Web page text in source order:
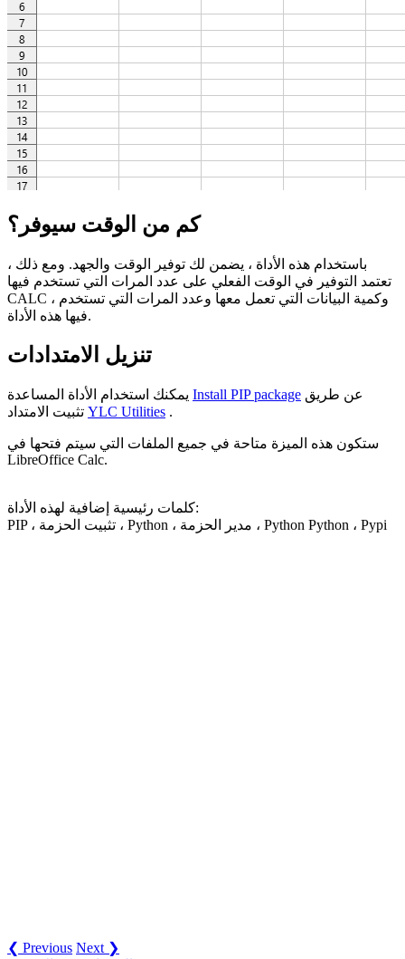
كم من الوقت سيوفر؟
باستخدام هذه الأداة ، يضمن لك توفير الوقت والجهد. ومع ذلك ،
تعتمد التوفير في الوقت الفعلي على عدد المرات التي تستخدم فيها
CALC ، وكمية البيانات التي تعمل معها وعدد المرات التي تستخدم
فيها هذه الأداة.
تنزيل الامتدادات
Install PIP package
YLC Utilities .
ستكون هذه الميزة متاحة في جميع الملفات التي سيتم فتحها في
LibreOffice Calc.
كلمات رئيسية إضافية لهذه الأداة:
PIP ، تثبيت الحزمة ، Python ، مدير الحزمة ، Python Python ، Pypi
❮ Previous Next ❯